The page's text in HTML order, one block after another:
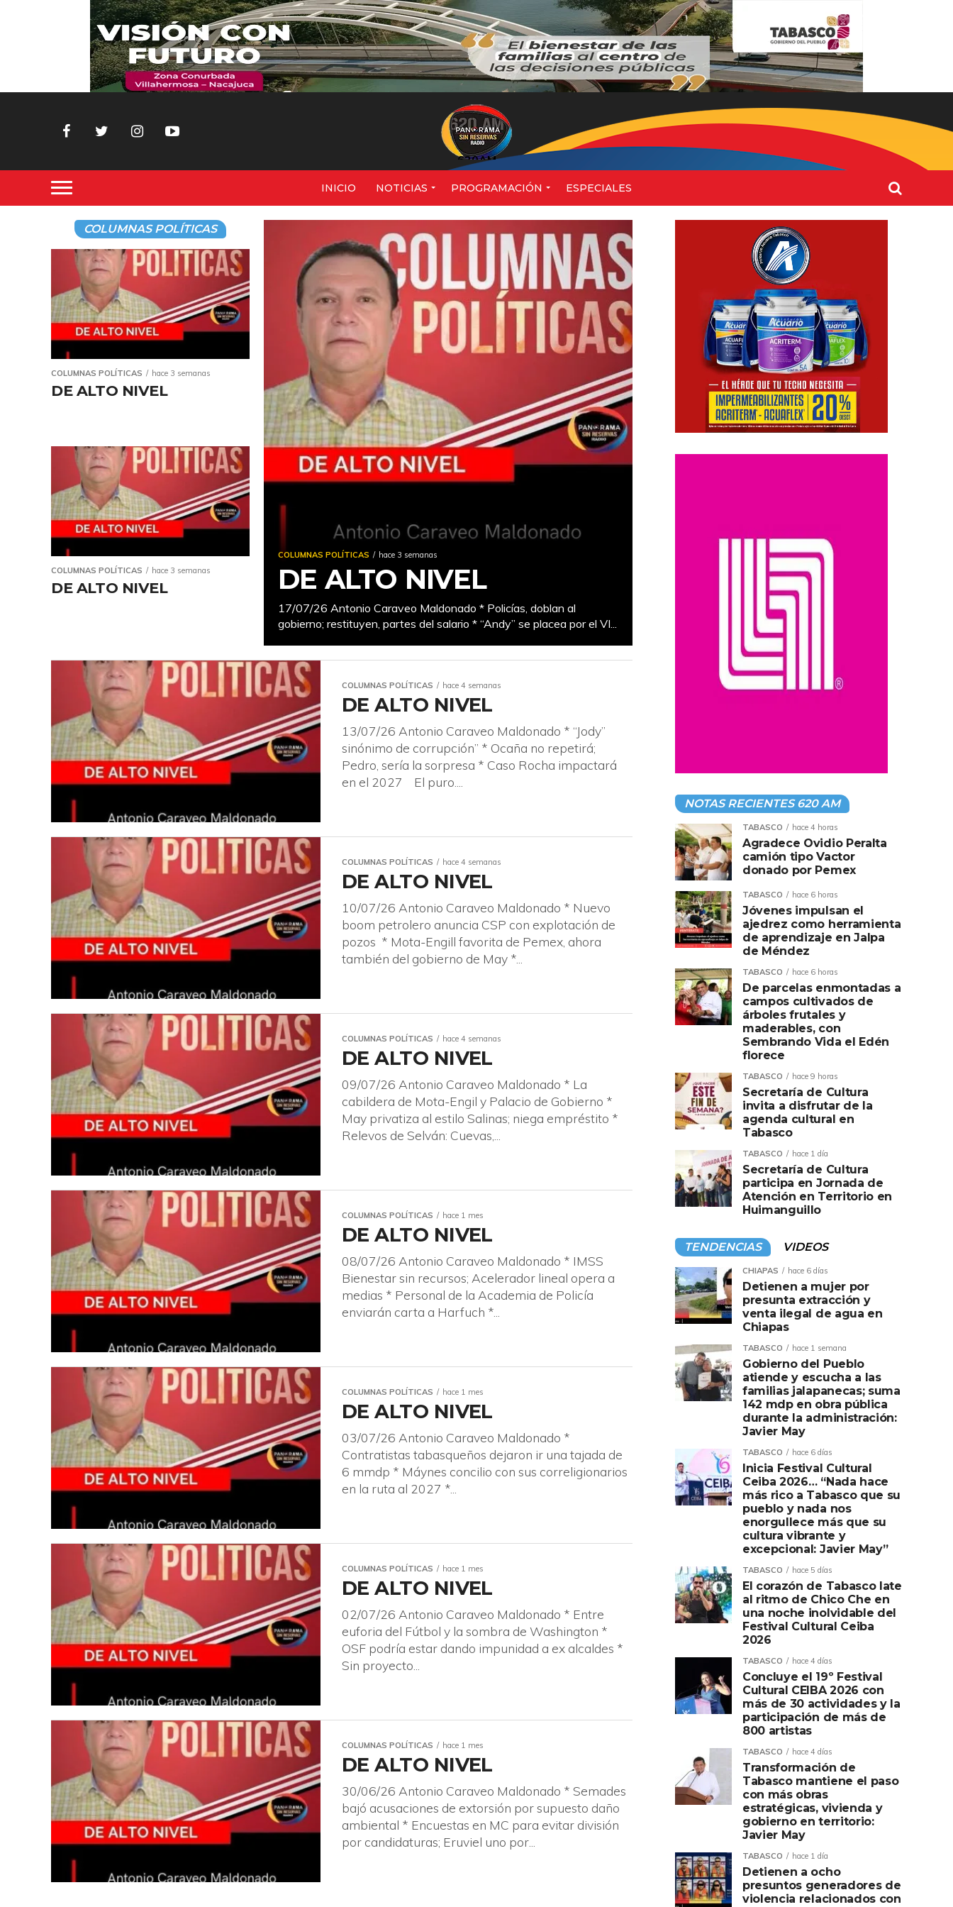
620AM
INICIO NOTICIAS PROGRAMACIÓN ESPECIALES
COLUMNAS POLÍTICAS hace 3 semanas
DE ALTO NIVEL
17/07/26 Antonio Caraveo Maldonado * Policías, doblan al
gobierno; restituyen, partes del salario * “Andy” se placea por el VI...
COLUMNAS POLÍTICAS
COLUMNAS POLÍTICAS hace 3 semanas
DE ALTO NIVEL
COLUMNAS POLÍTICAS hace 3 semanas
DE ALTO NIVEL
COLUMNAS POLÍTICAS hace 4 semanas
DE ALTO NIVEL
13/07/26 Antonio Caraveo Maldonado * “Jody”
sinónimo de corrupción” * Ocaña no repetirá;
Pedro, sería la sorpresa * Caso Rocha impactará
en el 2027 El puro....
COLUMNAS POLÍTICAS hace 4 semanas
DE ALTO NIVEL
10/07/26 Antonio Caraveo Maldonado * Nuevo
boom petrolero anuncia CSP con explotación de
pozos * Mota-Engill favorita de Pemex, ahora
también del gobierno de May *...
COLUMNAS POLÍTICAS hace 4 semanas
DE ALTO NIVEL
09/07/26 Antonio Caraveo Maldonado * La
cabildera de Mota-Engil y Palacio de Gobierno *
May privatiza al estilo Salinas; niega empréstito *
Relevos de Selván: Cuevas,...
COLUMNAS POLÍTICAS hace 1 mes
DE ALTO NIVEL
08/07/26 Antonio Caraveo Maldonado * IMSS
Bienestar sin recursos; Acelerador lineal opera a
medias * Personal de la Academia de Policía
enviarán carta a Harfuch *...
COLUMNAS POLÍTICAS hace 1 mes
DE ALTO NIVEL
03/07/26 Antonio Caraveo Maldonado *
Contratistas tabasqueños dejaron ir una tajada de
6 mmdp * Máynes concilio con sus correligionarios
en la ruta al 2027 *...
COLUMNAS POLÍTICAS hace 1 mes
DE ALTO NIVEL
02/07/26 Antonio Caraveo Maldonado * Entre
euforia del Fútbol y la sombra de Washington *
OSF podría estar dando impunidad a ex alcaldes *
Sin proyecto...
COLUMNAS POLÍTICAS hace 1 mes
DE ALTO NIVEL
30/06/26 Antonio Caraveo Maldonado * Semades
bajó acusaciones de extorsión por supuesto daño
ambiental * Encuestas en MC para evitar división
por candidaturas; Eruviel uno por...
NOTAS RECIENTES 620 AM
TABASCO hace 4 horas
Agradece Ovidio Peralta
camión tipo Vactor
donado por Pemex
TABASCO hace 6 horas
Jóvenes impulsan el
ajedrez como herramienta
de aprendizaje en Jalpa
de Méndez
TABASCO hace 6 horas
De parcelas enmontadas a
campos cultivados de
árboles frutales y
maderables, con
Sembrando Vida el Edén
florece
TABASCO hace 9 horas
Secretaría de Cultura
invita a disfrutar de la
agenda cultural en
Tabasco
TABASCO hace 1 día
Secretaría de Cultura
participa en Jornada de
Atención en Territorio en
Huimanguillo
TENDENCIAS VIDEOS
CHIAPAS hace 6 días
Detienen a mujer por
presunta extracción y
venta ilegal de agua en
Chiapas
TABASCO hace 1 semana
Gobierno del Pueblo
atiende y escucha a las
familias jalapanecas; suma
142 mdp en obra pública
durante la administración:
Javier May
TABASCO hace 6 días
Inicia Festival Cultural
Ceiba 2026… “Nada hace
más rico a Tabasco que su
pueblo y nada nos
enorgullece más que su
cultura vibrante y
excepcional: Javier May”
TABASCO hace 5 días
El corazón de Tabasco late
al ritmo de Chico Che en
una noche inolvidable del
Festival Cultural Ceiba
2026
TABASCO hace 4 días
Concluye el 19º Festival
Cultural CEIBA 2026 con
más de 30 actividades y la
participación de más de
800 artistas
TABASCO hace 4 días
Transformación de
Tabasco mantiene el paso
con más obras
estratégicas, vivienda y
gobierno en territorio:
Javier May
TABASCO hace 1 día
Detienen a ocho
presuntos generadores de
violencia relacionados con